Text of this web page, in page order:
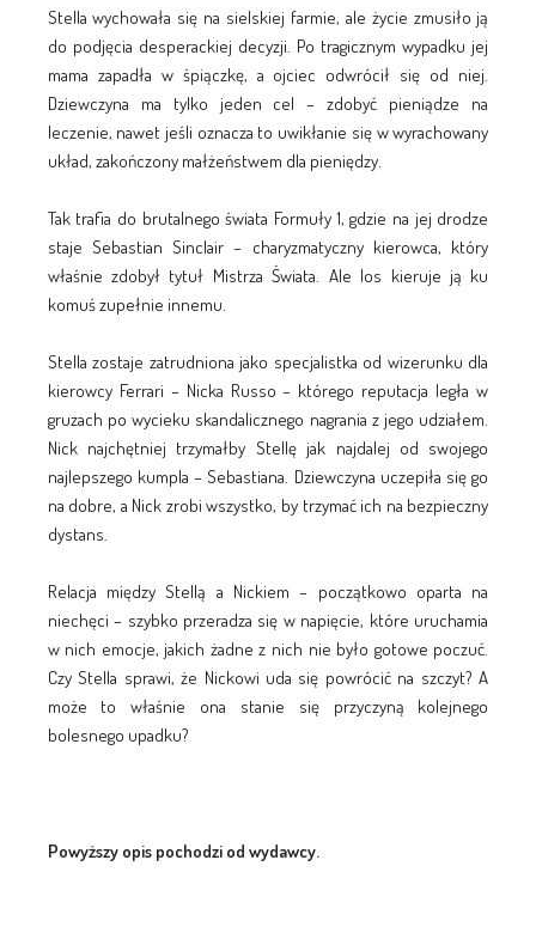
Stella wychowała się na sielskiej farmie, ale życie zmusiło ją
do podjęcia desperackiej decyzji. Po tragicznym wypadku jej
mama zapadła w śpiączkę, a ojciec odwrócił się od niej.
Dziewczyna ma tylko jeden cel – zdobyć pieniądze na
leczenie, nawet jeśli oznacza to uwikłanie się w wyrachowany
układ, zakończony małżeństwem dla pieniędzy.
Tak trafia do brutalnego świata Formuły 1, gdzie na jej drodze
staje Sebastian Sinclair – charyzmatyczny kierowca, który
właśnie zdobył tytuł Mistrza Świata. Ale los kieruje ją ku
komuś zupełnie innemu.
Stella zostaje zatrudniona jako specjalistka od wizerunku dla
kierowcy Ferrari – Nicka Russo – którego reputacja legła w
gruzach po wycieku skandalicznego nagrania z jego udziałem.
Nick najchętniej trzymałby Stellę jak najdalej od swojego
najlepszego kumpla – Sebastiana. Dziewczyna uczepiła się go
na dobre, a Nick zrobi wszystko, by trzymać ich na bezpieczny
dystans.
Relacja między Stellą a Nickiem – początkowo oparta na
niechęci – szybko przeradza się w napięcie, które uruchamia
w nich emocje, jakich żadne z nich nie było gotowe poczuć.
Czy Stella sprawi, że Nickowi uda się powrócić na szczyt? A
może to właśnie ona stanie się przyczyną kolejnego
bolesnego upadku?
Powyższy opis pochodzi od wydawcy.